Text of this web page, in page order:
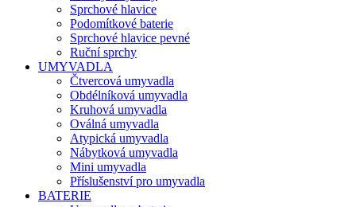
Sprchové hlavice
Podomítkové baterie
Sprchové hlavice pevné
Ruční sprchy
UMYVADLA
Čtvercová umyvadla
Obdélníková umyvadla
Kruhová umyvadla
Oválná umyvadla
Atypická umyvadla
Nábytková umyvadla
Mini umyvadla
Příslušenství pro umyvadla
BATERIE